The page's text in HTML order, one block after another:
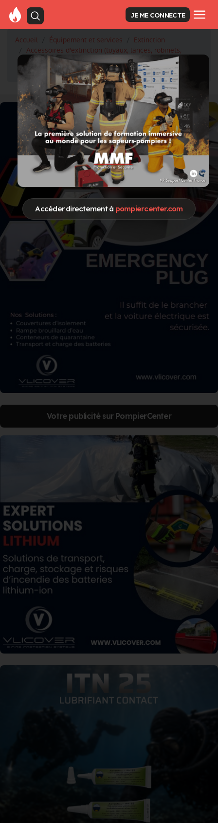
Accéder directement à pompiercenter.com
JE ME CONNECTE
Accueil Équipement et services
Extinction
Accessoires d'extinction (tuyaux, lances, robinets,
raccords)
laveur brosseur de tuyaux
Votre publicité sur PompierCenter